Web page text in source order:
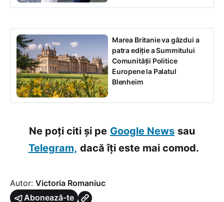
Marea Britanie va găzdui a
patra ediție a Summitului
Comunității Politice
Europene la Palatul
Blenheim
Ne poți citi și pe Google News sau
Telegram, dacă îți este mai comod.
Autor: Victoria Romaniuc
Abonează-te